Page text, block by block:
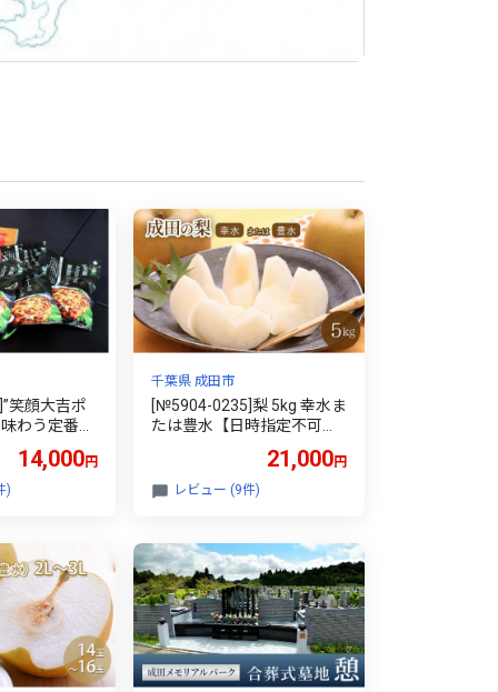
笑顔大吉ポ
わう定番セ
14,000円
)
千葉県 成田市
[№5904-0235]梨 5kg 幸水ま
たは豊水【日時指定不可】
梨 季節のフルーツ 季節の果
物 旬のフルーツ 旬の果物
21,000円
レビュー (9件)